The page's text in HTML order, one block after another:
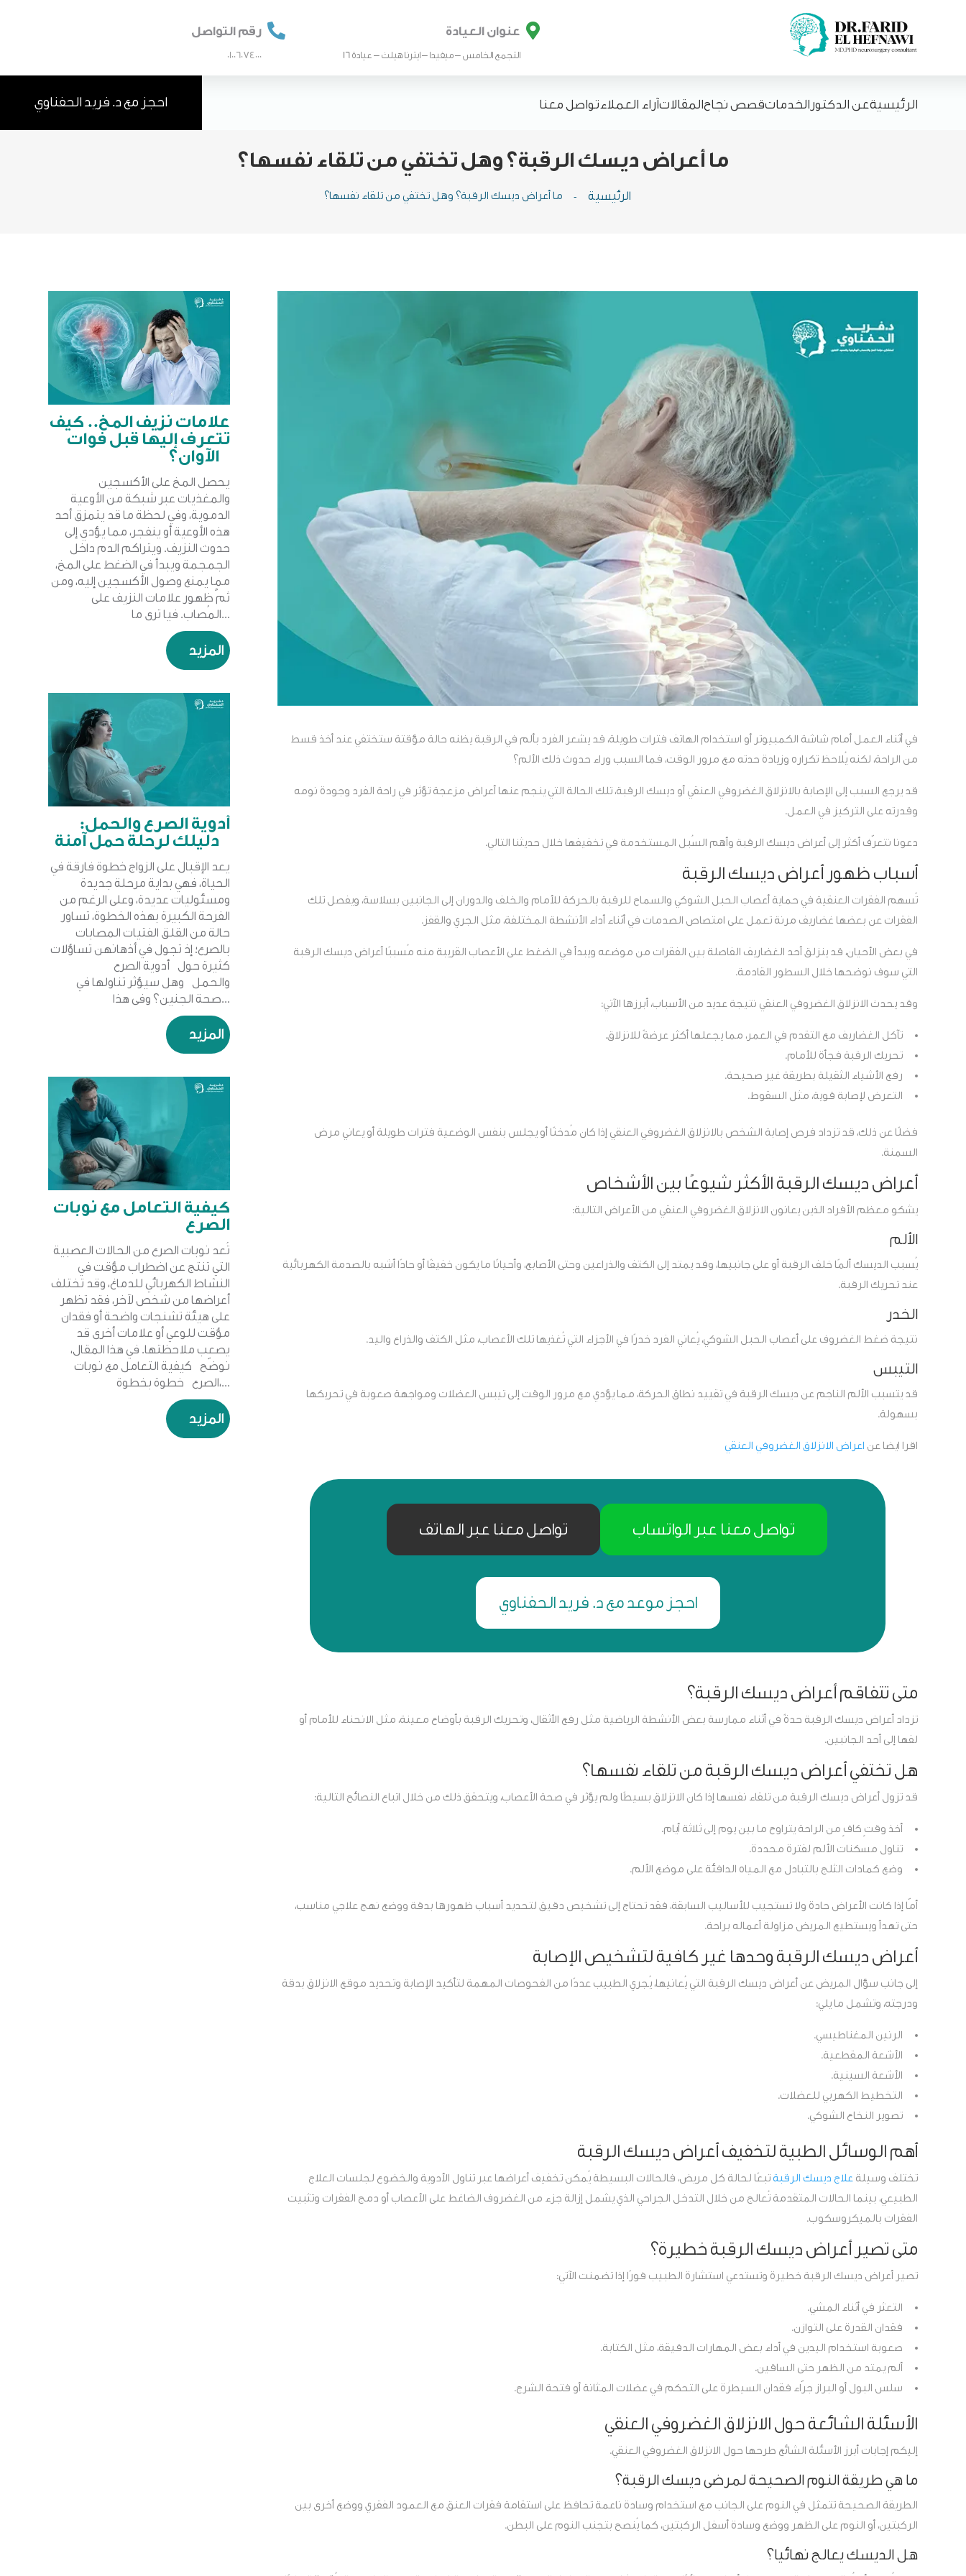
 عنوان العيادة
التجمع الخامس – ميفيدا – ايترنا هيلث – عيادة 16
 رقم التواصل
01006074000
احجز مع د. فريد الحفناوي الرئيسيةعن الدكتور الخدماتقصص نجاحالمقالاتآراء العملاءتواصل معنا
ما أعراض ديسك الرقبة؟ وهل تختفي من تلقاء نفسها؟
الرئيسية - ما أعراض ديسك الرقبة؟ وهل تختفي من تلقاء نفسها؟
علامات نزيف المخ.. كيف
تتعرف إليها قبل فوات
يحصل المخ على الأكسجين
والمغذيات عبر شبكة من الأوعية
الدموية، وفي لحظة ما قد يتمزق أحد
هذه الأوعية أو ينفجر، مما يؤدي إلى
حدوث النزيف. ويتراكم الدم داخل
الجمجمة ويبدأ في الضغط على المخ،
مما يمنع وصول الأكسجين إليه، ومن
ثمَّ ظهور علامات النزيف على
المُصاب. فيا ترى ما...
المزيد
أدوية الصرع والحمل:
دليلك لرحلة حمل آمنة
يعد الإقبال على الزواج خطوة فارقة في
الحياة، فهي بداية مرحلة جديدة
ومسئوليات عديدة، وعلى الرغم من
الفرحة الكبيرة بهذه الخطوة، تساور
حالة من القلق الفتيات المصابات
بالصرع؛ إذ تجول في أذهانهن تساؤلات
كثيرة حول أدوية الصرع
والحمل وهل سيؤثر تناولها في
صحة الجنين؟ وفي هذا...
المزيد
كيفية التعامل مع نوبات
الصرع
تُعد نوبات الصرع من الحالات العصبية
التي تنتج عن اضطراب مؤقت في
النشاط الكهربائي للدماغ، وقد تختلف
أعراضها من شخص لآخر، فقد تظهر
على هيئة تشنجات واضحة أو فقدان
مؤقت للوعي أو علامات أخرى قد
يصعب ملاحظتها. في هذا المقال،
نوضّح كيفية التعامل مع نوبات
الصرع خطوة بخطوة،...
المزيد
في أثناء العمل أمام شاشة الكمبيوتر أو استخدام الهاتف فترات طويلة، قد يشعر الفرد بألم في الرقبة يظنه حالة مؤقتة ستختفي عند أخذ قسط
من الراحة، لكنه يُلاحظ تكراره وزيادة حدته مع مرور الوقت، فما السبب وراء حدوث ذلك الألم؟
قد يرجع السبب إلى الإصابة بالانزلاق الغضروفي العنقي أو ديسك الرقبة، تلك الحالة التي ينجم عنها أعراض مزعجة تؤثر في راحة الفرد وجودة نومه
وقدرته على التركيز في العمل.
دعونا نتعرّف أكثر إلى أعراض ديسك الرقبة وأهم السُبل المستخدمة في تخفيفها خلال حديثنا التالي.
أسباب ظهور أعراض ديسك الرقبة
تُسهم الفقرات العنقية في حماية أعصاب الحبل الشوكي والسماح للرقبة بالحركة للأمام والخلف والدوران إلى الجانبين بسلاسة، ويفصل تلك
الفقرات عن بعضها غضاريف مرنة تعمل على امتصاص الصدمات في أثناء أداء الأنشطة المختلفة، مثل الجري والقفز.
في بعض الأحيان، قد ينزلق أحد الغضاريف الفاصلة بين الفقرات من موضعه ويبدأ في الضغط على الأعصاب القريبة منه مُسببًا أعراض ديسك الرقبة
التي سوف نوضحها خلال السطور القادمة.
وقد يحدث الانزلاق الغضروفي العنقي نتيجة عديد من الأسباب، أبرزها الآتي:
تآكل الغضاريف مع التقدم في العمر، مما يجعلها أكثر عرضةً للانزلاق.
تحريك الرقبة فجأة للأمام.
رفع الأشياء الثقيلة بطريقة غير صحيحة.
التعرض لإصابة قوية، مثل السقوط.
فضلًا عن ذلك، قد تزداد فرص إصابة الشخص بالانزلاق الغضروفي العنقي إذا كان مُدخنًا أو يجلس بنفس الوضعية فترات طويلة أو يعاني مرض
السمنة.
أعراض ديسك الرقبة الأكثر شيوعًا بين الأشخاص
يشكو معظم الأفراد الذين يعانون الانزلاق الغضروفي العنقي من الأعراض التالية:
الألم
يُسبب الديسك ألمًا خلف الرقبة أو على جانبيها، وقد يمتد إلى الكتف والذراعين وحتى الأصابع، وأحيانًا ما يكون خفيفًا أو حادًا أشبه بالصدمة الكهربائية
عند تحريك الرقبة.
الخدر
نتيجة ضغط الغضروف على أعصاب الحبل الشوكي، يُعاني الفرد خدرًا في الأجزاء التي تُغذيها تلك الأعصاب، مثل الكتف والذراع واليد.
التيبس
قد يتسبب الألم الناجم عن ديسك الرقبة في تقييد نطاق الحركة، مما يؤدي مع مرور الوقت إلى تيبس العضلات ومواجهة صعوبة في تحريكها
بسهولة.
اقرا ايضا عن اعراض الانزلاق الغضروفي العنقي
تواصل معنا عبر الواتساب تواصل معنا عبر الهاتف
احجز موعد مع د. فريد الحفناوي
متى تتفاقم أعراض ديسك الرقبة؟
تزداد أعراض ديسك الرقبة حدةً في أثناء ممارسة بعض الأنشطة الرياضية مثل رفع الأثقال، وتحريك الرقبة بأوضاع معينة، مثل الانحناء للأمام أو
لفها إلى أحد الجانبين.
هل تختفي أعراض ديسك الرقبة من تلقاء نفسها؟
قد تزول أعراض ديسك الرقبة من تلقاء نفسها إذا كان الانزلاق بسيطًا ولم يؤثر في صحة الأعصاب، ويتحقق ذلك من خلال اتباع النصائح التالية:
أخذ وقتٍ كافٍ من الراحة يتراوح ما بين يوم إلى ثلاثة أيام.
تناول مسكنات الألم لفترة محددة.
وضع كمادات الثلج بالتبادل مع المياه الدافئة على موضع الألم.
أمّا إذا كانت الأعراض حادة ولا تستجيب للأساليب السابقة، فقد تحتاج إلى تشخيص دقيق لتحديد أسباب ظهورها بدقة ووضع نهج علاجي مناسب،
حتى تهدأ ويستطيع المريض مزاولة أعماله براحة.
أعراض ديسك الرقبة وحدها غير كافية لتشخيص الإصابة
إلى جانب سؤال المريض عن أعراض ديسك الرقبة التي يُعانيها، يُجري الطبيب عددًا من الفحوصات المهمة لتأكيد الإصابة وتحديد موقع الانزلاق بدقة
ودرجته، وتشمل ما يلي:
الرنين المغناطيسي.
الأشعة المقطعية.
الأشعة السينية.
التخطيط الكهربي للعضلات.
تصوير النخاع الشوكي.
أهم الوسائل الطبية لتخفيف أعراض ديسك الرقبة
تختلف وسيلةعلاج ديسك الرقبة تبعًا لحالة كل مريض، فالحالات البسيطة يُمكن تخفيف أعراضها عبر تناول الأدوية والخضوع لجلسات العلاج
الطبيعي، بينما الحالات المتقدمة تُعالج من خلال التدخل الجراحي الذي يشمل إزالة جزء من الغضروف الضاغط على الأعصاب أو دمج الفقرات وتثبيت
الفقرات بالميكروسكوب.
متى تصير أعراض ديسك الرقبة خطيرة؟
تصير أعراض ديسك الرقبة خطيرة وتستدعي استشارة الطبيب فورًا إذا تضمنت الآتي:
التعثر في أثناء المشي.
فقدان القدرة على التوازن.
صعوبة استخدام اليدين في أداء بعض المهارات الدقيقة، مثل الكتابة.
ألم يمتد من الظهر حتى الساقين.
سلس البول أو البراز جرّاء فقدان السيطرة على التحكم في عضلات المثانة أو فتحة الشرج.
الأسئلة الشائعة حول الانزلاق الغضروفي العنقي
إليكم إجابات أبرز الأسئلة الشائع طرحها حول الانزلاق الغضروفي العنقي.
ما هي طريقة النوم الصحيحة لمرضى ديسك الرقبة؟
الطريقة الصحيحة تتمثل في النوم على الجانب مع استخدام وسادة ناعمة تحافظ على استقامة فقرات العنق مع العمود الفقري ووضع أخرى بين
الركبتين، أو النوم على الظهر ووضع وسادة أسفل الركبتين، كما يُنصح بتجنب النوم على البطن.
هل الديسك يعالج نهائيا؟